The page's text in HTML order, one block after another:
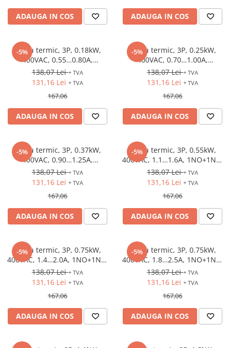
ADAUGA IN COS ADAUGA IN COS
-5%
Releu termic, 3P, 0.18kW,
400VAC, 0.55…0.80A,
1NO+1NC, S00
138,07 Lei+ TVA
131,16 Lei + TVA
167,06
ADAUGA IN COS
-5%
Releu termic, 3P, 0.25kW,
400VAC, 0.70…1.00A,
1NO+1NC, S00
138,07 Lei+ TVA
131,16 Lei + TVA
167,06
ADAUGA IN COS
-5%
Releu termic, 3P, 0.37kW,
400VAC, 0.90…1.25A,
1NO+1NC, S00
138,07 Lei+ TVA
131,16 Lei + TVA
167,06
ADAUGA IN COS
-5%
Releu termic, 3P, 0.55kW,
400VAC, 1.1…1.6A, 1NO+1NC,
S00
138,07 Lei+ TVA
131,16 Lei + TVA
167,06
ADAUGA IN COS
-5%
Releu termic, 3P, 0.75kW,
400VAC, 1.4…2.0A, 1NO+1NC,
S00
138,07 Lei+ TVA
131,16 Lei + TVA
167,06
ADAUGA IN COS
-5%
Releu termic, 3P, 0.75kW,
400VAC, 1.8…2.5A, 1NO+1NC,
S00
138,07 Lei+ TVA
131,16 Lei + TVA
167,06
ADAUGA IN COS